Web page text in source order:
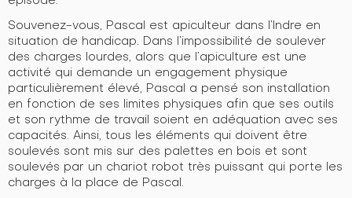
Souvenez-vous, Pascal est apiculteur dans l’Indre en
situation de handicap. Dans l’impossibilité de soulever
des charges lourdes, alors que l’apiculture est une
activité qui demande un engagement physique
particulièrement élevé, Pascal a pensé son installation
en fonction de ses limites physiques afin que ses outils
et son rythme de travail soient en adéquation avec ses
capacités. Ainsi, tous les éléments qui doivent être
soulevés sont mis sur des palettes en bois et sont
soulevés par un chariot robot très puissant qui porte les
charges à la place de Pascal.